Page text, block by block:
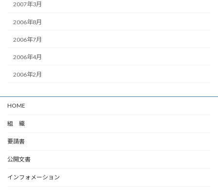
2007年3月
2006年8月
2006年7月
2006年4月
2006年2月
HOME
組 織
要請書
公開文書
インフォメーション